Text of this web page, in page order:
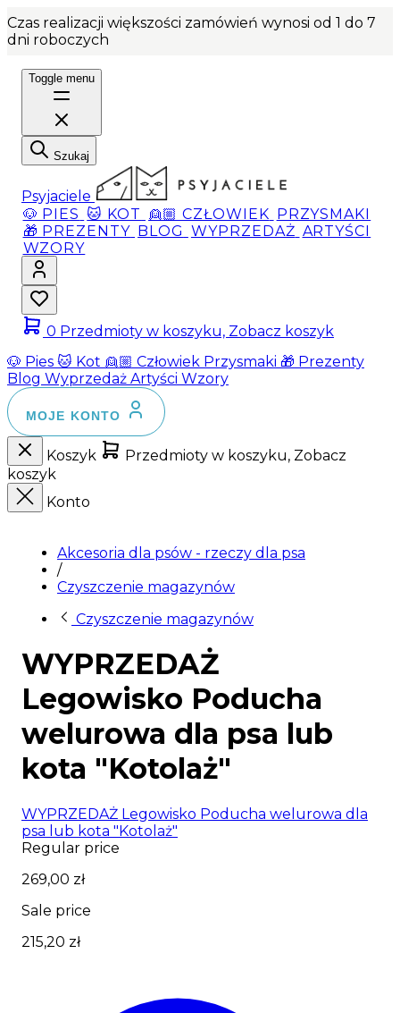
Czas realizacji większości zamówień wynosi od 1 do 7
dni roboczych
Toggle menu
Szukaj
Psyjaciele
🐶 PIES 🐱 KOT 👱🏼 CZŁOWIEK PRZYSMAKI
🎁 PREZENTY BLOG WYPRZEDAŻ ARTYŚCI
WZORY
0 Przedmioty w koszyku, Zobacz koszyk
🐶 Pies 🐱 Kot 👱🏼 Człowiek Przysmaki 🎁 Prezenty
Blog Wyprzedaż Artyści Wzory
MOJE KONTO
Koszyk
Przedmioty w koszyku, Zobacz
koszyk
Konto
Akcesoria dla psów - rzeczy dla psa
/
Czyszczenie magazynów
Czyszczenie magazynów
WYPRZEDAŻ
Legowisko Poducha
welurowa dla psa lub
kota "Kotolaż"
WYPRZEDAŻ Legowisko Poducha welurowa dla
psa lub kota "Kotolaż"
Regular price
269,00 zł
Sale price
215,20 zł